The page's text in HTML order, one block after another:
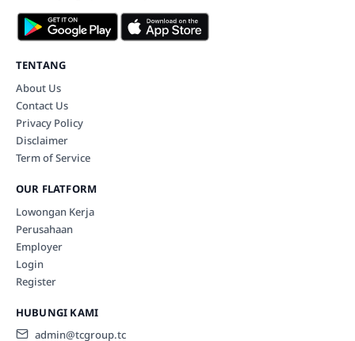
TENTANG
About Us
Contact Us
Privacy Policy
Disclaimer
Term of Service
OUR FLATFORM
Lowongan Kerja
Perusahaan
Employer
Login
Register
HUBUNGI KAMI
admin@tcgroup.tc